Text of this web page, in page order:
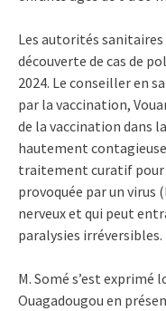
Les autorités
découverte de cas de
2024. Le conseiller en
par la vaccination,
de la vaccination dans
hautement
traitement curatif pour
provoquée par un virus
nerveux et qui peut
paralysies irréversibles.
M. Somé s’est exprimé
Ouagadougou en